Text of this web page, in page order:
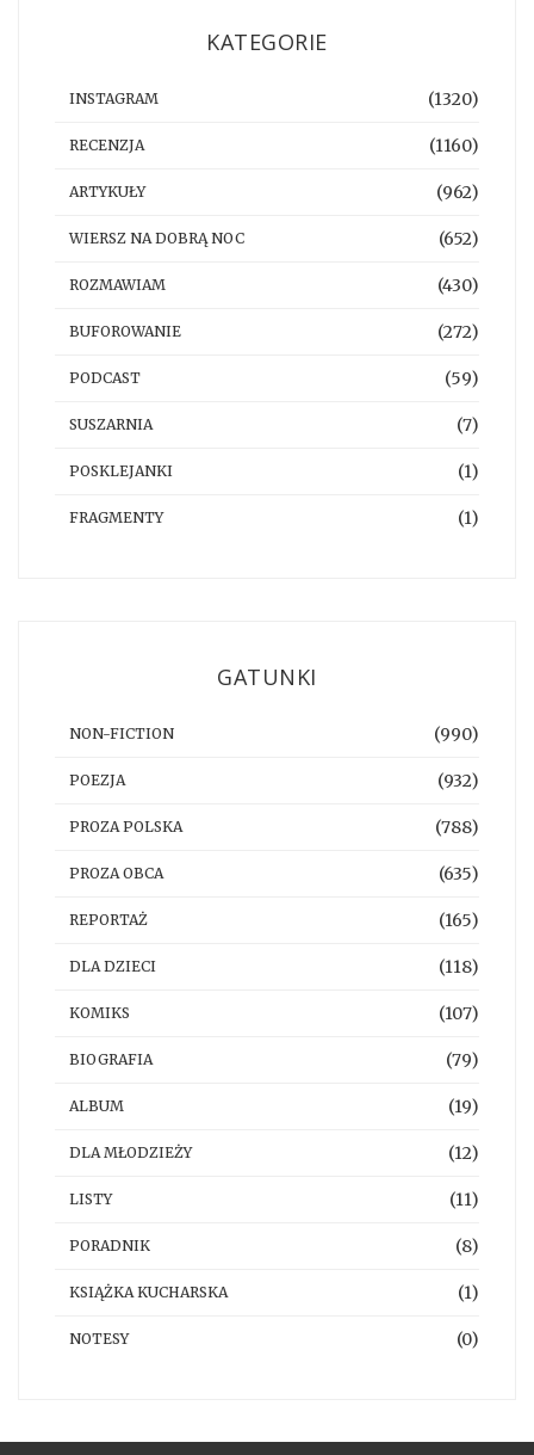
KATEGORIE
INSTAGRAM (1320)
RECENZJA (1160)
ARTYKUŁY (962)
WIERSZ NA DOBRĄ NOC (652)
ROZMAWIAM (430)
BUFOROWANIE (272)
PODCAST (59)
SUSZARNIA (7)
POSKLEJANKI (1)
FRAGMENTY (1)
GATUNKI
NON-FICTION (990)
POEZJA (932)
PROZA POLSKA (788)
PROZA OBCA (635)
REPORTAŻ (165)
DLA DZIECI (118)
KOMIKS (107)
BIOGRAFIA (79)
ALBUM (19)
DLA MŁODZIEŻY (12)
LISTY (11)
PORADNIK (8)
KSIĄŻKA KUCHARSKA (1)
NOTESY (0)